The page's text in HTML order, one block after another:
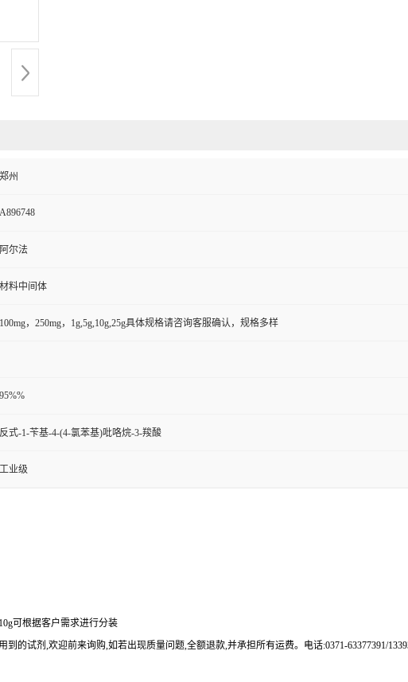
郑州
A896748
阿尔法
材料中间体
100mg，250mg，1g,5g,10g,25g具体规格请咨询客服确认，规格多样
95%%
反式-1-苄基-4-(4-氯苯基)吡咯烷-3-羧酸
工业级
可根据客户需求进行分装
的试剂,欢迎前来询购,如若出现质量问题,全额退款,并承担所有运费。电话:0371-63377391/